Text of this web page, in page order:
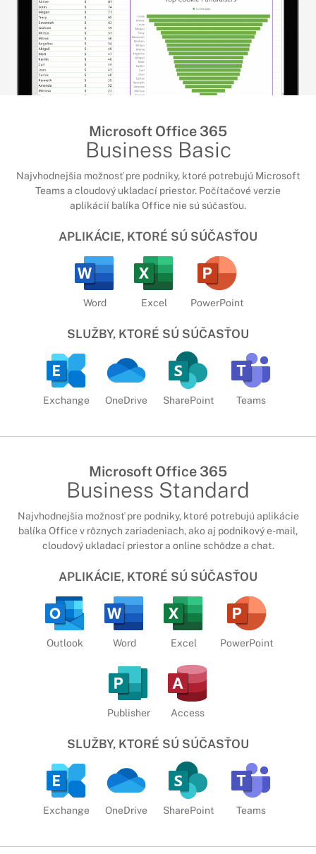
Microsoft Office 365
Business Basic
Najvhodnejšia možnosť pre podniky, ktoré potrebujú Microsoft
Teams a cloudový ukladací priestor. Počítačové verzie
aplikácií balíka Office nie sú súčasťou.
APLIKÁCIE, KTORÉ SÚ SÚČASŤOU
Word Excel PowerPoint
SLUŽBY, KTORÉ SÚ SÚČASŤOU
Exchange OneDrive SharePoint Teams
Microsoft Office 365
Business Standard
Najvhodnejšia možnosť pre podniky, ktoré potrebujú aplikácie
balíka Office v rôznych zariadeniach, ako aj podnikový e-mail,
cloudový ukladací priestor a online schôdze a chat.
APLIKÁCIE, KTORÉ SÚ SÚČASŤOU
Outlook Word Excel PowerPoint
Publisher Access
SLUŽBY, KTORÉ SÚ SÚČASŤOU
Exchange OneDrive SharePoint Teams